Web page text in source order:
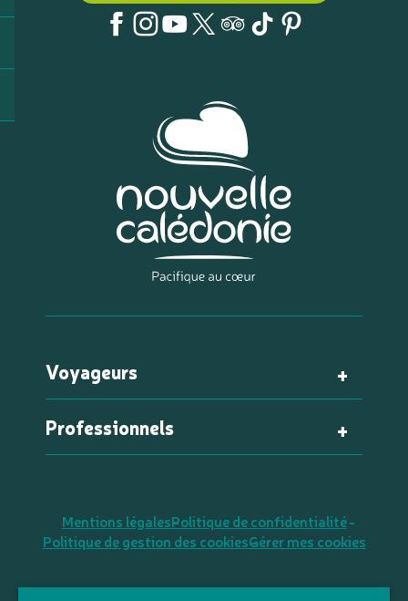
Voyageurs
Professionnels
Mentions légalesPolitique de confidentialité
Politique de gestion des cookiesGérer mes cookies